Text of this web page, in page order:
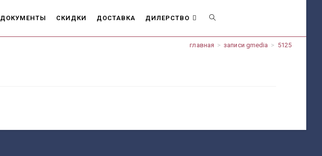
ДОКУМЕНТЫ СКИДКИ ДОСТАВКА ДИЛЕРСТВО ПЕРЕКЛЮЧИТЬ
главная > записи gmedia > 5125